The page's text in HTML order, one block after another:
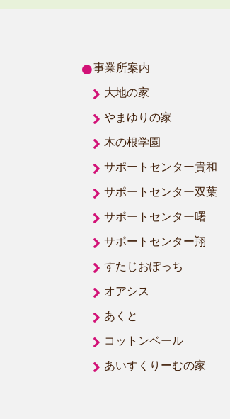
事業所案内
大地の家
やまゆりの家
木の根学園
サポートセンター貴和
サポートセンター双葉
サポートセンター曙
サポートセンター翔
すたじおぽっち
オアシス
あくと
コットンベール
あいすくりーむの家